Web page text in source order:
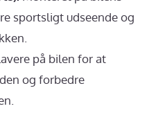
sportsligt udseende og
på bilen for at
og forbedre